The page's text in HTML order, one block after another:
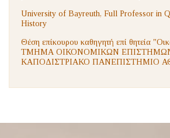
University of Bayreuth, Full Professor in
History
Θέση επίκουρου καθηγητή επί θητεία
ΤΜΗΜΑ ΟΙΚΟΝΟΜΙΚΩΝ
ΚΑΠΟΔΙΣΤΡΙΑΚΟ ΠΑΝΕΠΙΣΤΗΜΙΟ